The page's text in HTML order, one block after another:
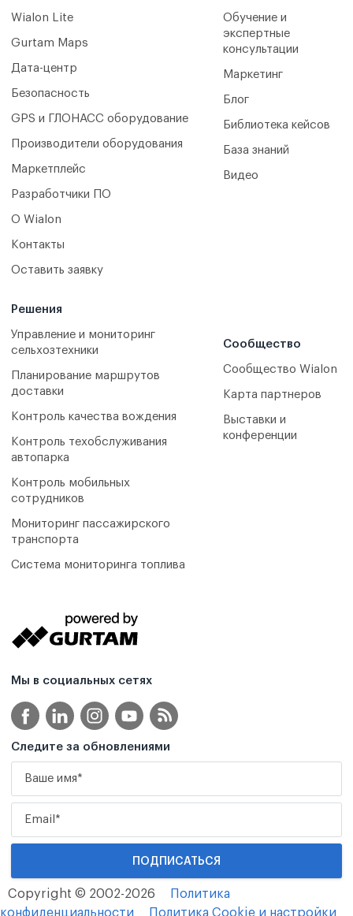
Wialon Lite
Gurtam Maps
Дата-центр
Безопасность
GPS и ГЛОНАСС оборудование
Производители оборудования
Маркетплейс
Разработчики ПО
О Wialon
Контакты
Оставить заявку
Решения
Управление и мониторинг
сельхозтехники
Планирование маршрутов
доставки
Контроль качества вождения
Контроль техобслуживания
автопарка
Контроль мобильных
сотрудников
Мониторинг пассажирского
транспорта
Система мониторинга топлива
Обучение и
экспертные
консультации
Маркетинг
Блог
Библиотека кейсов
База знаний
Видео
Сообщество
Сообщество Wialon
Карта партнеров
Выставки и
конференции
Мы в социальных сетях
Следите за обновлениями
Copyright © 2002-2026
Политика
конфиденциальности
Политика Cookie и настройки